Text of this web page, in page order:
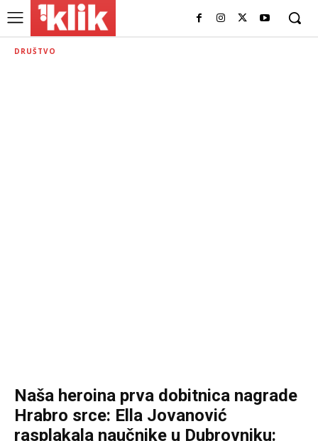
DRUŠTVO
Naša heroina prva dobitnica nagrade
Hrabro srce: Ella Jovanović
rasplakala naučnike u Dubrovniku: